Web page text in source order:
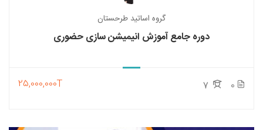
گروه اساتید طرحستان
دوره جامع آموزش انیمیشن سازی حضوری
0
25,000,000T